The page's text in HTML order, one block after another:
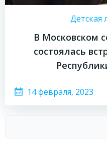
Детская
В Московском
состоялась
14 февраля, 2023